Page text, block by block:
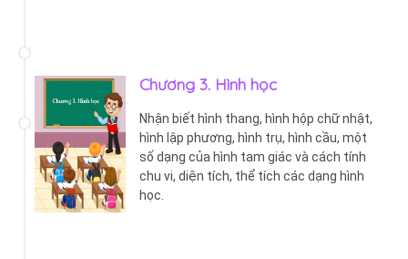
Chương 3. Hình học
Nhận biết hình thang, hình hộp chữ nhật,
hình lập phương, hình trụ, hình cầu, một
số dạng của hình tam giác và cách tính
chu vi, diện tích, thể tích các dạng hình
học.